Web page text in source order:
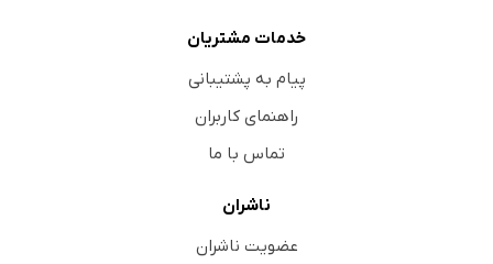
خدمات مشتریان
پیام به پشتیبانی
راهنمای کاربران
تماس با ما
ناشران
عضویت ناشران